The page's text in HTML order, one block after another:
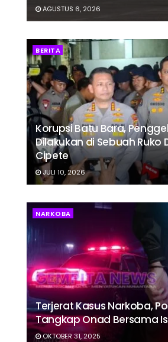
AGUSTUS 6, 2026
BERITA
Korupsi Batu Bara,
Dilakukan di Sebuah Ruko
Cipete
JULI 10, 2026
NARKOBA
Terjerat Kasus Narkoba,
Tangkap Onad Bersama
OKTOBER 31, 2025